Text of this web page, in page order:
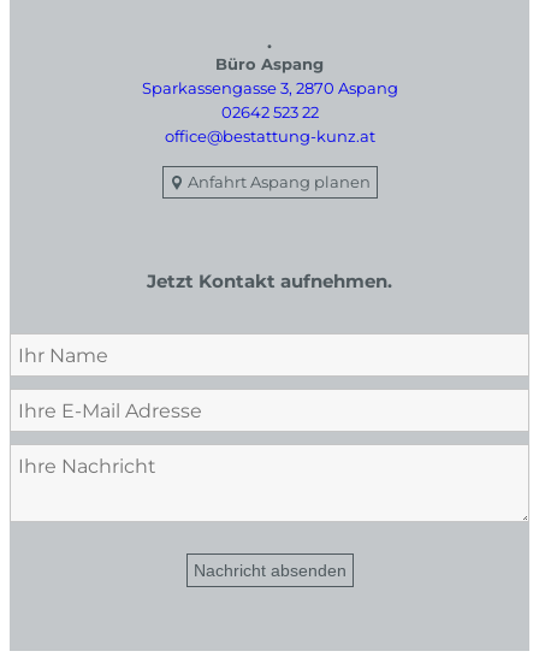
.
Büro Aspang
Sparkassengasse 3, 2870 Aspang
02642 523 22
office@bestattung-kunz.at
Anfahrt Aspang planen
Jetzt Kontakt aufnehmen.
Nachricht absenden